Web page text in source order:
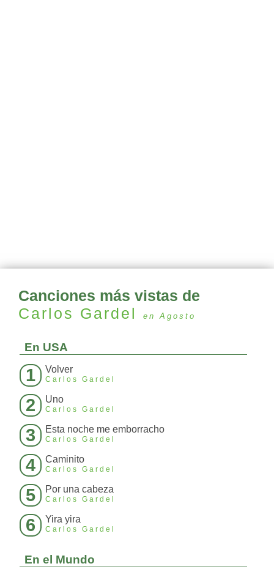
Canciones más vistas de
Carlos Gardel
en Agosto
En USA
1 Volver
Carlos Gardel
2 Uno
Carlos Gardel
3 Esta noche me emborracho
Carlos Gardel
4 Caminito
Carlos Gardel
5 Por una cabeza
Carlos Gardel
6 Yira yira
Carlos Gardel
En el Mundo